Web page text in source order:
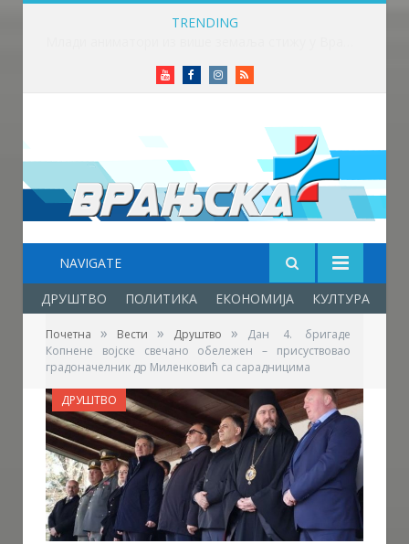
TRENDING
YoutubeFacebookInstagram
RSS
NAVIGATE
ДРУШТВО ПОЛИТИКА ЕКОНОМИЈА КУЛТУРА
Почетна » Вести » Друштво »
Дан 4. бригаде
Копнене војске свечано обележен – присуствовао
градоначелник др Миленковић са сарадницима
ДРУШТВО